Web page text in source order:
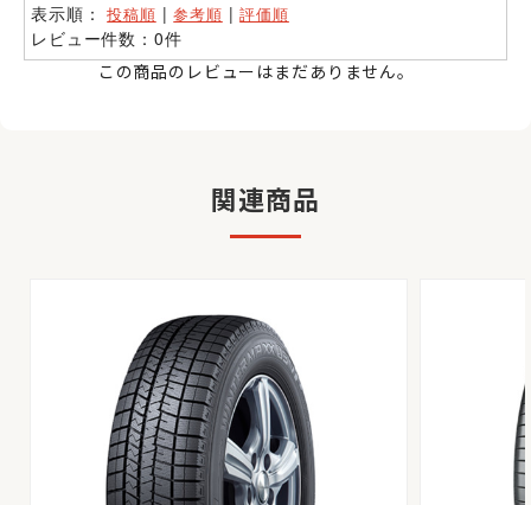
表示順：投稿順 |参考順 |評価順
レビュー件数：0件
この商品のレビューはまだありません。
関連商品